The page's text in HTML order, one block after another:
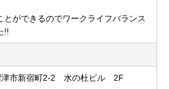
とができるのでワークライフバランス
!!
津市新宿町2-2 水の杜ビル 2F